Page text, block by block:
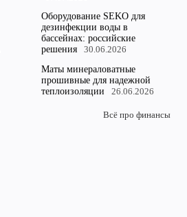
Оборудование SEKO для
дезинфекции воды в
бассейнах: российские
решения
30.06.2026
Маты минераловатные
прошивные для надежной
теплоизоляции
26.06.2026
Всё про финансы